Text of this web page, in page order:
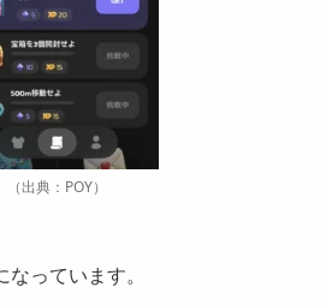
（出典：POY）
っています。